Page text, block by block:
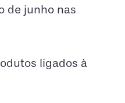
de junho nas
ligados à